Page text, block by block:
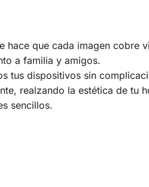
hace que cada imagen cobre
a familia y amigos.
tus dispositivos sin
realzando la estética de tu
sencillos.